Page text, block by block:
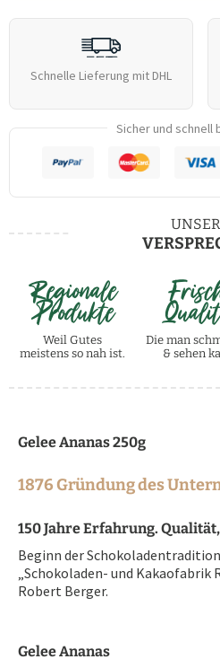
Schnelle Lieferung mit DHL
Sicher und schnell
Regionale
Produkte
Weil Gutes
meistens so nah ist.
Die man
& sehen
Gelee Ananas 250g
1876 Gründung des
150 Jahre Erfahrung.
Beginn der
„Schokoladen- und Kakaofabrik
Robert Berger.
Gelee Ananas